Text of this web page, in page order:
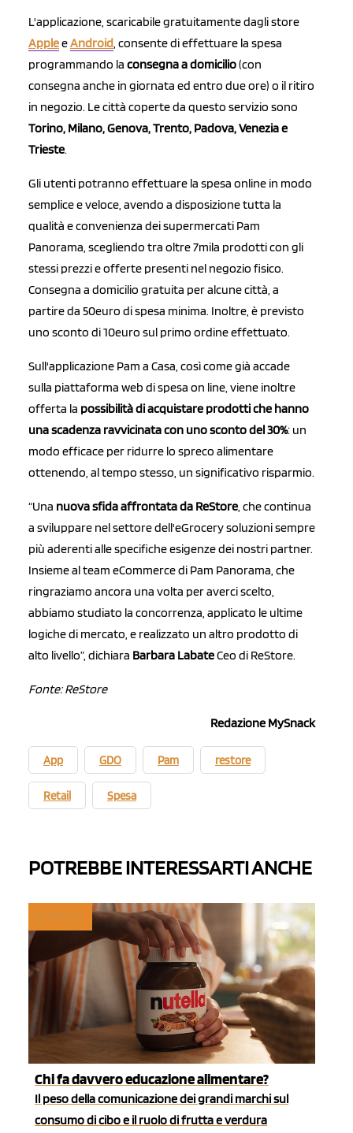
L'applicazione, scaricabile gratuitamente dagli store
AppleeAndroid , consente di effettuare la spesa
programmando la consegna a domicilio(con
consegna anche in giornata ed entro due ore) o il ritiro
in negozio. Le città coperte da questo servizio sono
Torino, Milano, Genova, Trento, Padova, Venezia e
Trieste.
Gli utenti potranno effettuare la spesa online in modo
semplice e veloce, avendo a disposizione tutta la
qualità e convenienza dei supermercati Pam
Panorama, scegliendo tra oltre 7mila prodotti con gli
stessi prezzi e offerte presenti nel negozio fisico.
Consegna a domicilio gratuita per alcune città, a
partire da 50euro di spesa minima. Inoltre, è previsto
uno sconto di 10euro sul primo ordine effettuato.
Sull'applicazione Pam a Casa, così come già accade
sulla piattaforma web di spesa on line, viene inoltre
offerta la possibilità di acquistare prodotti che hanno
una scadenza ravvicinata con uno sconto del 30%: un
modo efficace per ridurre lo spreco alimentare
ottenendo, al tempo stesso, un significativo risparmio.
“Una nuova sfida affrontata da ReStore , che continua
a sviluppare nel settore dell'eGrocery soluzioni sempre
più aderenti alle specifiche esigenze dei nostri partner.
Insieme al team eCommerce di Pam Panorama, che
ringraziamo ancora una volta per averci scelto,
abbiamo studiato la concorrenza, applicato le ultime
logiche di mercato, e realizzato un altro prodotto di
alto livello”, dichiara Barbara LabateCeo di ReStore.
Fonte: ReStore
Redazione MySnack
App GDO Pam restore
Retail Spesa
POTREBBE INTERESSARTI ANCHE
Chi fa davvero educazione alimentare?
Il peso della comunicazione dei grandi marchi sul
consumo di cibo e il ruolo di frutta e verdura